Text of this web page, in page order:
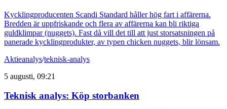
Kycklingproducenten Scandi Standard håller hög fart i affärerna.
Bredden är uppfriskande och flera av affärerna kan bli riktiga
guldklimpar (nuggets). Fast då vill det till att just storsatsningen på
panerade kycklingprodukter, av typen chicken nuggets, blir lönsam.
Aktieanalys/teknisk-analys
5 augusti, 09:21
Teknisk analys: Köp storbanken